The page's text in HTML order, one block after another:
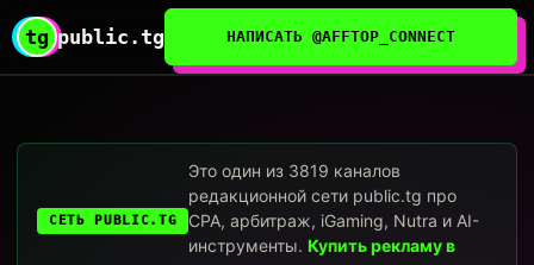
tg public.tg НАПИСАТЬ @AFFTOP_CONNECT
СЕТЬ PUBLIC.TG
Это один из 3819 каналов
редакционной сети public.tg про
CPA, арбитраж, iGaming, Nutra и AI-
инструменты.Купить рекламу в